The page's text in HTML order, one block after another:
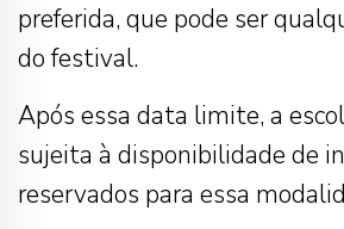
preferida, que pode ser
do festival.
Após essa data limite, a
sujeita à disponibilidade de
reservados para essa